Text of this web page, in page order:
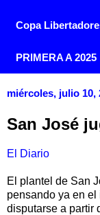
Copa
PRIMERA A 2025
miércoles, julio 10,
San José
El Diario
El plantel de San
pensando ya en
disputarse a partir